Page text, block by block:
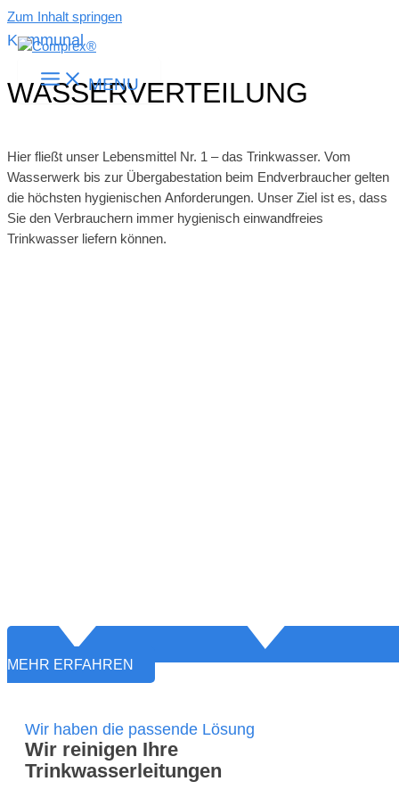
Zum Inhalt springen
MENU
Kommunal
WASSERVERTEILUNG
Hier fließt unser Lebensmittel Nr. 1 – das Trinkwasser. Vom
Wasserwerk bis zur Übergabestation beim Endverbraucher gelten
die höchsten hygienischen Anforderungen. Unser Ziel ist es, dass
Sie den Verbrauchern immer hygienisch einwandfreies
Trinkwasser liefern können.
MEHR ERFAHREN
Wir haben die passende Lösung
Wir reinigen Ihre
Trinkwasserleitungen